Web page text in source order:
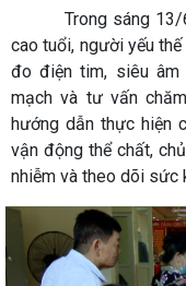
Trong sáng 13/6
cao tuổi, người yếu
đo điện tim, siêu âm
mạch và tư vấn
hướng dẫn thực hiện
vận động thể chất,
nhiễm và theo dõi sức